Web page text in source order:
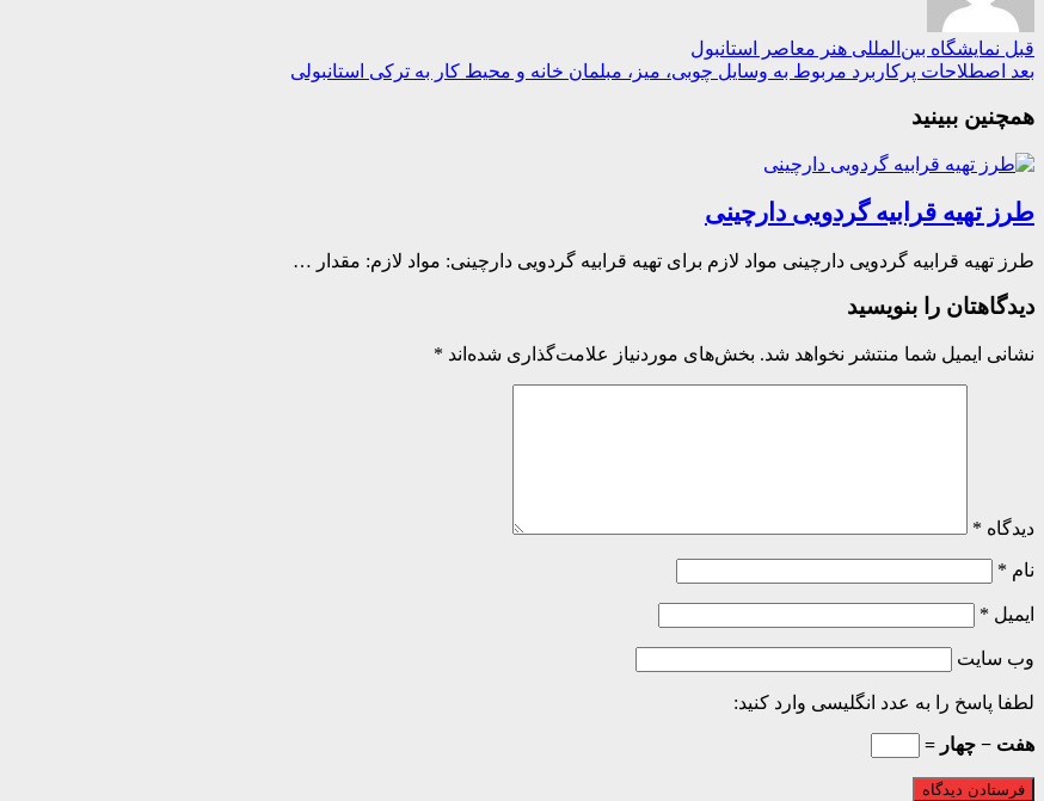
قبل نمایشگاه بین‌المللی هنر معاصر استانبول
بعد اصطلاحات پرکاربرد مربوط به وسایل چوبی، میز، مبلمان خانه و محیط کار به ترکی استانبولی
همچنین ببینید
طرز تهیه قرابیه گردویی دارچینی
طرز تهیه قرابیه گردویی دارچینی مواد لازم برای تهیه قرابیه گردویی دارچینی: مواد لازم: مقدار …
دیدگاهتان را بنویسید
نشانی ایمیل شما منتشر نخواهد شد. بخش‌های موردنیاز علامت‌گذاری شده‌اند *
دیدگاه *
نام *
ایمیل *
وب‌ سایت
لطفا پاسخ را به عدد انگلیسی وارد کنید:
هفت − چهار =